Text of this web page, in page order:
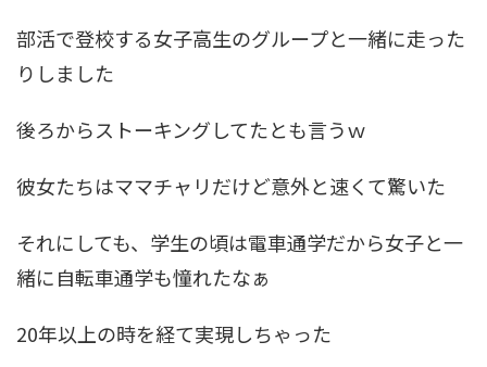
部活で登校する女子高生のグループと一緒に走った
りしました
後ろからストーキングしてたとも言うｗ
彼女たちはママチャリだけど意外と速くて驚いた
それにしても、学生の頃は電車通学だから女子と一
緒に自転車通学も憧れたなぁ
20年以上の時を経て実現しちゃった